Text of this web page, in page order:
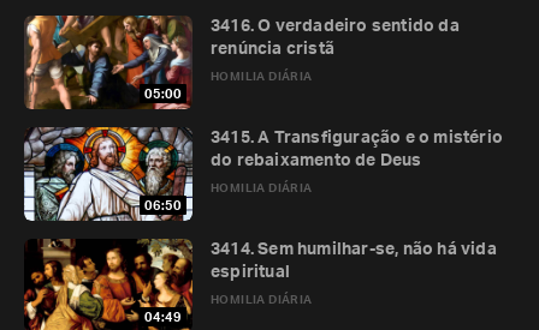
05:00
HOMILIA DIÁRIA
3416. O verdadeiro sentido da
renúncia cristã
06:50
HOMILIA DIÁRIA
3415. A Transfiguração e o mistério
do rebaixamento de Deus
04:49
HOMILIA DIÁRIA
3414. Sem humilhar-se, não há vida
espiritual